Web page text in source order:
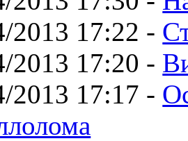
2013 17:22 -
2013 17:20 -
2013 17:17 -